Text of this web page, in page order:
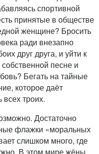
спортивной
принятые в обществе
женщине? Бросить
ради внезапно
друг друга, и уйти к
песне и
Бегать на тайные
которое даёт
всех троих.
Достаточно
флажки «моральных
слишком много, где